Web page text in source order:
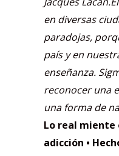
en diversas
paradojas,
país y en
enseñanza.
reconocer una
una forma de
Lo real miente
adicción •